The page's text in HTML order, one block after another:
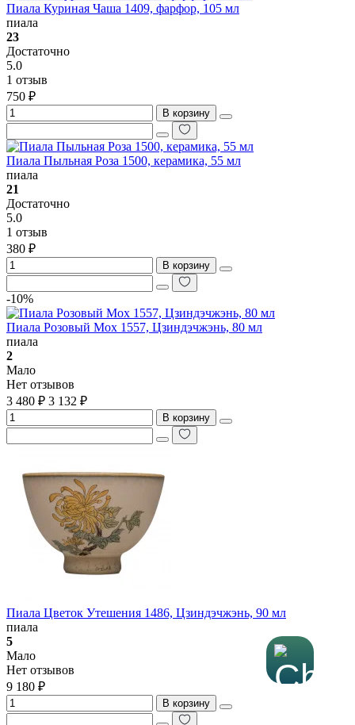
Пиала Куриная Чаша 1409, фарфор, 105 мл
пиала
23
Достаточно
5.0
1 отзыв
750 ₽
В корзину
Пиала Пыльная Роза 1500, керамика, 55 мл
пиала
21
Достаточно
5.0
1 отзыв
380 ₽
В корзину
-10%
Пиала Розовый Мох 1557, Цзиндэчжэнь, 80 мл
пиала
2
Мало
Нет отзывов
3 480 ₽ 3 132 ₽
В корзину
Пиала Цветок Утешения 1486, Цзиндэчжэнь, 90 мл
пиала
5
Мало
Нет отзывов
9 180 ₽
В корзину